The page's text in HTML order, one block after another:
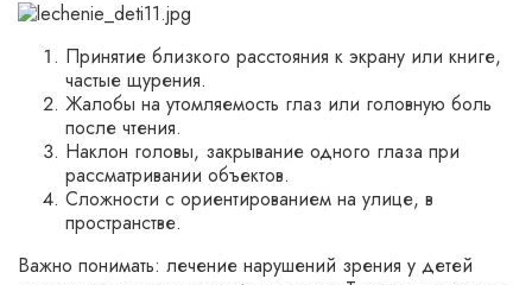
Принятие близкого расстояния к экрану или книге,
частые щурения.
Жалобы на утомляемость глаз или головную боль
после чтения.
Наклон головы, закрывание одного глаза при
рассматривании объектов.
Сложности с ориентированием на улице, в
пространстве.
Важно понимать: лечение нарушений зрения у детей